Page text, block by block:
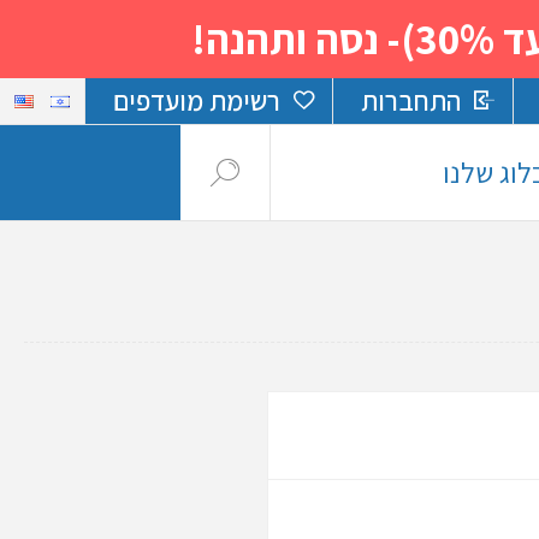
התחברות רשימת מועדפים
שלנו